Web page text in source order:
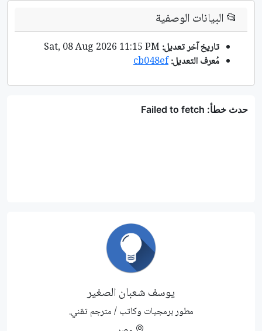
📂البيانات الوصفية
تاريخ آخر تعديل:
مُعرف التعديل:cb048ef
يوسف شعبان الصغير
مطور برمجيات وكاتب / مترجم تقني.